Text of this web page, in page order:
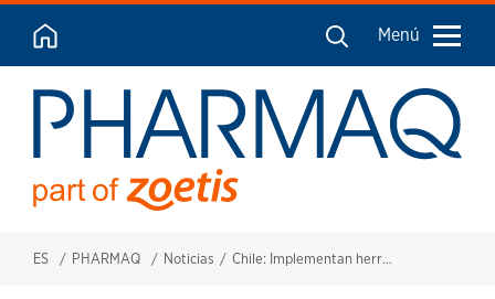
Menú
ES PHARMAQ Noticias Chile: Implementan herramienta audiovisual para reconstitución vacuna ALPHA JECT LiVac® SRS